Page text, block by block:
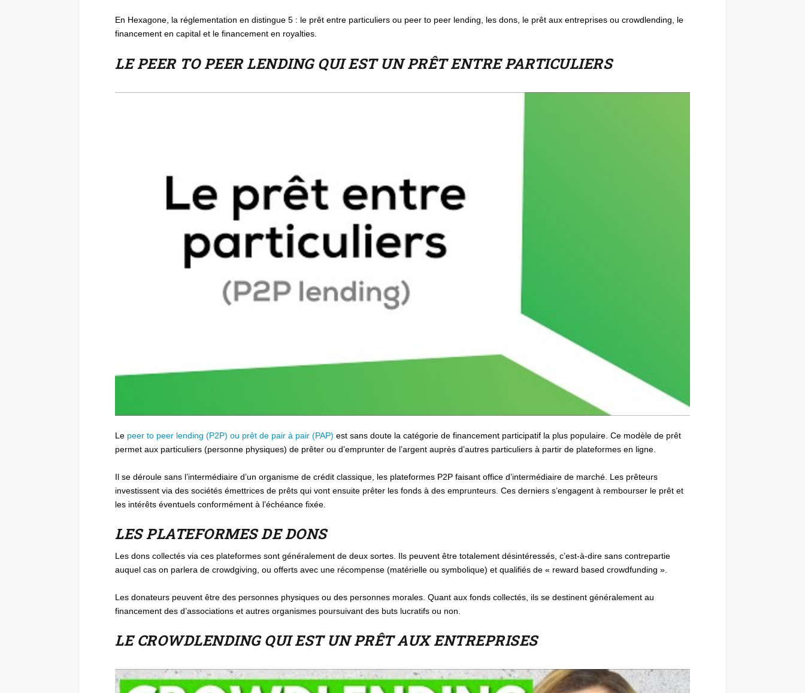
En Hexagone, la réglementation en distingue 5 : le prêt entre particuliers ou peer to peer lending, les dons, le prêt aux entreprises ou crowdlending, le
financement en capital et le financement en royalties.
LE PEER TO PEER LENDING QUI EST UN PRÊT ENTRE PARTICULIERS
Le peer to peer lending (P2P) ou prêt de pair à pair (PAP) est sans doute la catégorie de financement participatif la plus populaire. Ce modèle de prêt
permet aux particuliers (personne physiques) de prêter ou d’emprunter de l’argent auprès d’autres particuliers à partir de plateformes en ligne.
Il se déroule sans l’intermédiaire d’un organisme de crédit classique, les plateformes P2P faisant office d’intermédiaire de marché. Les prêteurs
investissent via des sociétés émettrices de prêts qui vont ensuite prêter les fonds à des emprunteurs. Ces derniers s’engagent à rembourser le prêt et
les intérêts éventuels conformément à l’échéance fixée.
LES PLATEFORMES DE DONS
Les dons collectés via ces plateformes sont généralement de deux sortes. Ils peuvent être totalement désintéressés, c’est-à-dire sans contrepartie
auquel cas on parlera de crowdgiving, ou offerts avec une récompense (matérielle ou symbolique) et qualifiés de « reward based crowdfunding ».
Les donateurs peuvent être des personnes physiques ou des personnes morales. Quant aux fonds collectés, ils se destinent généralement au
financement des d’associations et autres organismes poursuivant des buts lucratifs ou non.
LE CROWDLENDING QUI EST UN PRÊT AUX ENTREPRISES